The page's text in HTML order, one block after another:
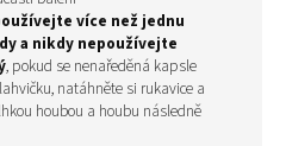
více než jednu
a nikdy nepoužívejte
, pokud se nenaředěná kapsle
natáhněte si rukavice a
houbou a houbu následně